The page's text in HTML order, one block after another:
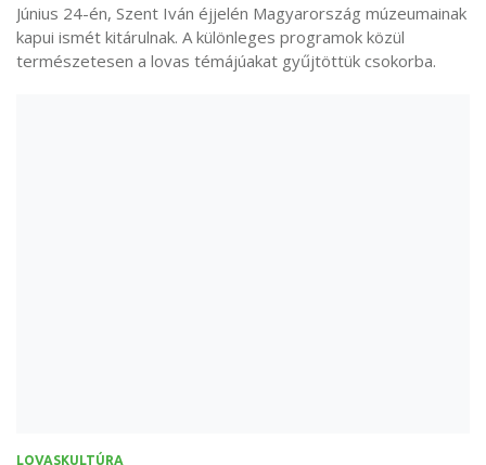
Június 24-én, Szent Iván éjjelén Magyarország múzeumainak
kapui ismét kitárulnak. A különleges programok közül
természetesen a lovas témájúakat gyűjtöttük csokorba.
LOVASKULTÚRA